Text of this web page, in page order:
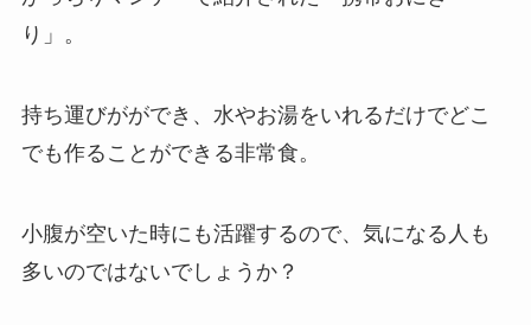
り」。
持ち運びがができ、水やお湯をいれるだけでどこ
でも作ることができる非常食。
小腹が空いた時にも活躍するので、気になる人も
多いのではないでしょうか？